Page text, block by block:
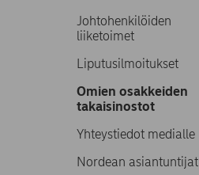
Johtohenkilöiden
liiketoimet
Liputusilmoitukset
Omien osakkeiden
takaisinostot
Yhteystiedot medialle
Nordean asiantuntijat